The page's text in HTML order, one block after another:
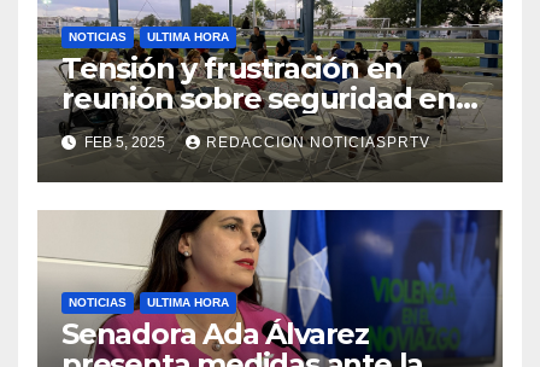
NOTICIAS ULTIMA HORA
Tensión y frustración en
reunión sobre seguridad en
Reparto Metropolitano
FEB 5, 2025 REDACCION NOTICIASPRTV
NOTICIAS ULTIMA HORA
Senadora Ada Álvarez